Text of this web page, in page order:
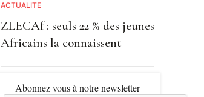
ACTUALITE
ZLECAf : seuls 22 % des jeunes
Africains la connaissent
Abonnez vous à notre newsletter